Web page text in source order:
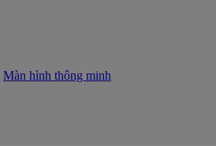
Màn hình thông minh